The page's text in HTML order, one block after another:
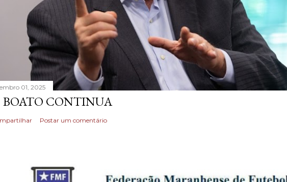
01, 2025
BOATO CONTINUA
Postar um comentário